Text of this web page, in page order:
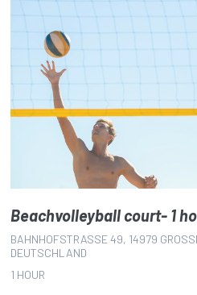
Beachvolleyball court- 1
BAHNHOFSTRASSE 49, 14979
UTSCHLAND
1 HOUR